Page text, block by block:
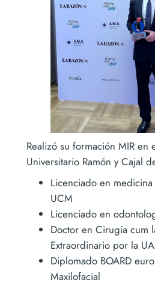
Realizó su formación MIR en
Universitario Ramón y Cajal
Licenciado en
UCM
Licenciado en
Doctor en Cirugía cum
Extraordinario por la
Diplomado BOARD
Maxilofacial